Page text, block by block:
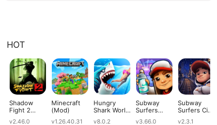
HOT
Shadow
Fight 2
v2.46.0
Minecraft
(Mod)
v1.26.40.31
Hungry
Shark World
v8.0.2
Subway
Surfers
v3.66.0
Subway
Surfers City
v2.3.1